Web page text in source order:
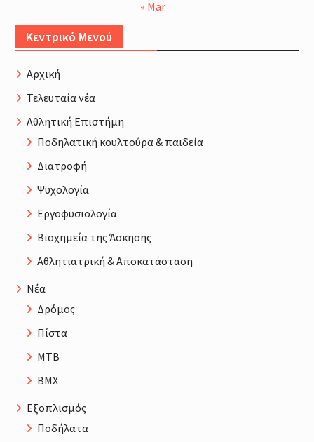
« Mar
Κεντρικό Μενού
Αρχική
Τελευταία νέα
Αθλητική Επιστήμη
Ποδηλατική κουλτούρα & παιδεία
Διατροφή
Ψυχολογία
Εργοφυσιολογία
Βιοχημεία της Άσκησης
Αθλητιατρική & Αποκατάσταση
Νέα
Δρόμος
Πίστα
MTB
BMX
Εξοπλισμός
Ποδήλατα